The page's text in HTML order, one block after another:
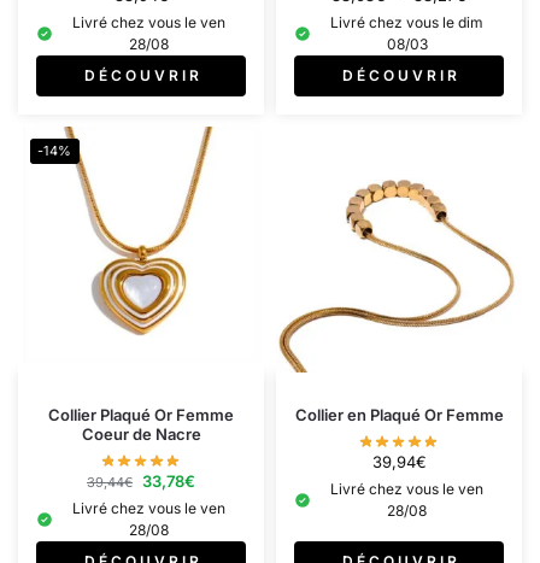
Livré chez vous le ven
28/08
D É C O U V R I R
Livré chez vous le dim
08/03
D É C O U V R I R
-14%
Collier Plaqué Or Femme
Coeur de Nacre
39,44€ 33,78€
Livré chez vous le ven
28/08
Collier en Plaqué Or Femme
39,94€
Livré chez vous le ven
28/08